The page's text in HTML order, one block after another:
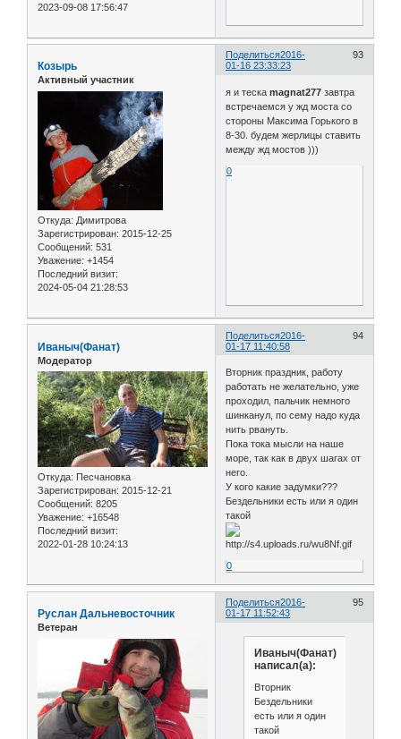
2023-09-08 17:56:47
Поделиться 93
2016-
01-16 23:33:23
Козырь
Активный участник
Откуда: Димитрова
Зарегистрирован: 2015-12-25
Сообщений: 531
Уважение: +1454
Последний визит:
2024-05-04 21:28:53
я и тескаmagnat277 завтра
встречаемся у жд моста со
стороны Максима Горького в
8-30. будем жерлицы ставить
между жд мостов )))
0
Поделиться 94
2016-
01-17 11:40:58
Иваныч(Фанат)
Модератор
Откуда: Песчановка
Зарегистрирован: 2015-12-21
Сообщений: 8205
Уважение: +16548
Последний визит:
2022-01-28 10:24:13
Вторник праздник, работу
работать не желательно, уже
проходил, пальчик немного
шинканул, по сему надо куда
нить рвануть.
Пока тока мысли на наше
море, так как в двух шагах от
него.
У кого какие задумки???
Бездельники есть или я один
такой
0
Поделиться 95
2016-
01-17 11:52:43
Руслан Дальневосточник
Ветеран
Иваныч(Фанат)
написал(а):
Вторник
Бездельники
есть или я один
такой